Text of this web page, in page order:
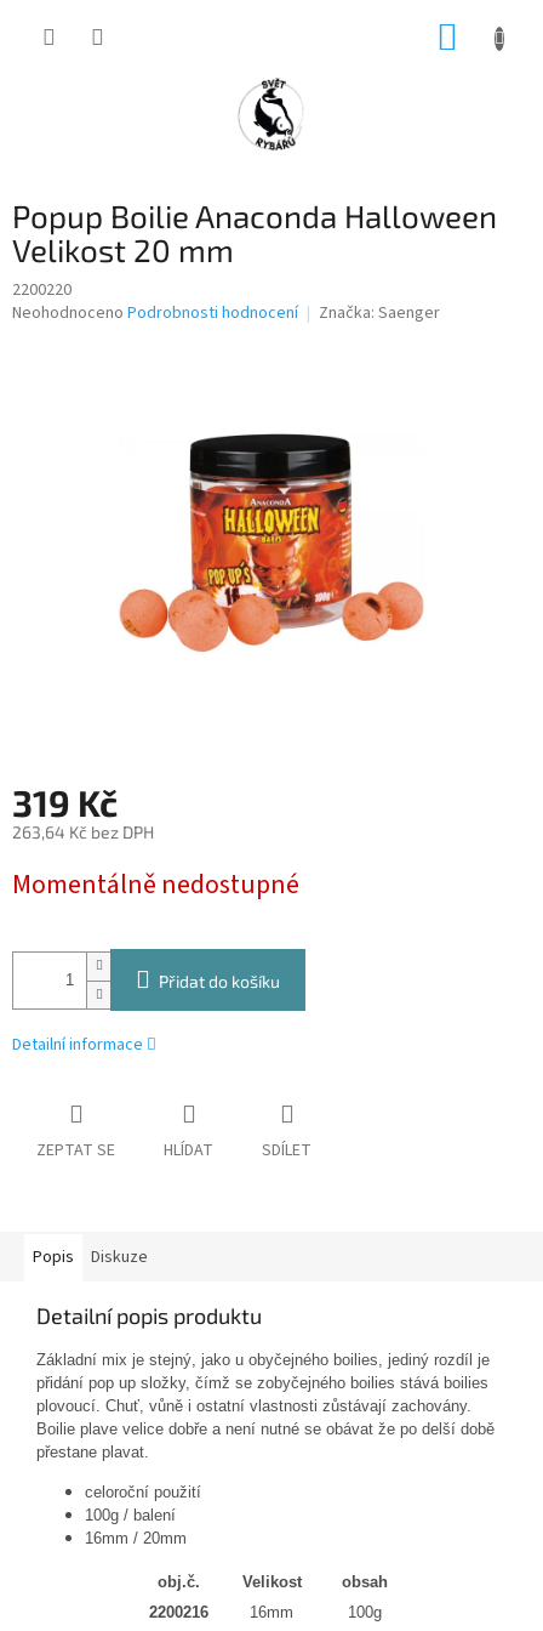
Popup Boilie Anaconda Halloween
Velikost 20 mm
2200220
Průměrné
Neohodnoceno Podrobnosti hodnocení Značka: Saenger
319 Kč
263,64 Kč bez DPH
cena:
Momentálně nedostupné
Přidat do košíku
Detailní informace
ZEPTAT SE HLÍDAT SDÍLET
Popis Diskuze
Detailní popis produktu
Základní mix je stejný, jako u obyčejného boilies, jediný rozdíl je
přidání pop up složky, čímž se zobyčejného boilies stává boilies
plovoucí. Chuť, vůně i ostatní vlastnosti zůstávají zachovány.
Boilie plave velice dobře a není nutné se obávat že po delší době
přestane plavat.
celoroční použití
100g / balení
16mm / 20mm
obj.č. Velikost
obsah
2200216
16mm 100g